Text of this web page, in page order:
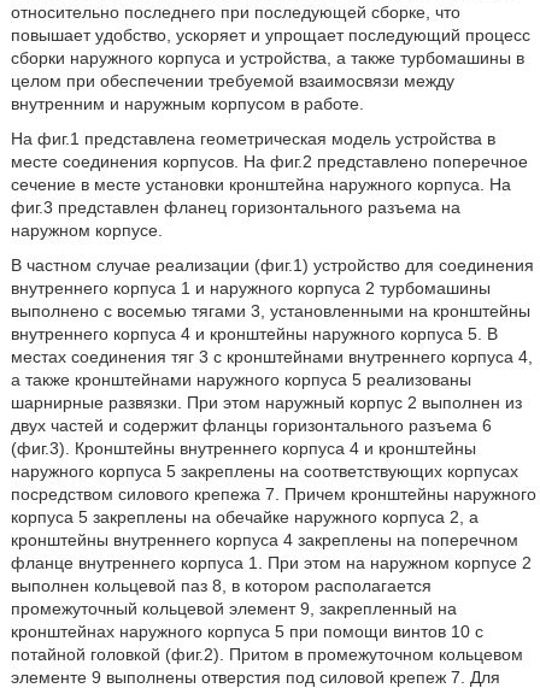
относительно последнего при последующей сборке, что
повышает удобство, ускоряет и упрощает последующий процесс
сборки наружного корпуса и устройства, а также турбомашины в
целом при обеспечении требуемой взаимосвязи между
внутренним и наружным корпусом в работе.
На фиг.1 представлена геометрическая модель устройства в
месте соединения корпусов. На фиг.2 представлено поперечное
сечение в месте установки кронштейна наружного корпуса. На
фиг.3 представлен фланец горизонтального разъема на
наружном корпусе.
В частном случае реализации (фиг.1) устройство для соединения
внутреннего корпуса 1 и наружного корпуса 2 турбомашины
выполнено с восемью тягами 3, установленными на кронштейны
внутреннего корпуса 4 и кронштейны наружного корпуса 5. В
местах соединения тяг 3 с кронштейнами внутреннего корпуса 4,
а также кронштейнами наружного корпуса 5 реализованы
шарнирные развязки. При этом наружный корпус 2 выполнен из
двух частей и содержит фланцы горизонтального разъема 6
(фиг.3). Кронштейны внутреннего корпуса 4 и кронштейны
наружного корпуса 5 закреплены на соответствующих корпусах
посредством силового крепежа 7. Причем кронштейны наружного
корпуса 5 закреплены на обечайке наружного корпуса 2, а
кронштейны внутреннего корпуса 4 закреплены на поперечном
фланце внутреннего корпуса 1. При этом на наружном корпусе 2
выполнен кольцевой паз 8, в котором располагается
промежуточный кольцевой элемент 9, закрепленный на
кронштейнах наружного корпуса 5 при помощи винтов 10 с
потайной головкой (фиг.2). Притом в промежуточном кольцевом
элементе 9 выполнены отверстия под силовой крепеж 7. Для